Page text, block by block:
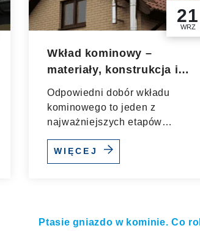
21
WRZ
Wkład kominowy –
materiały, konstrukcja i
efektywność – co wybrać?
Odpowiedni dobór wkładu
kominowego to jeden z
najważniejszych etapów
WIĘCEJ
Ptasie gniazdo w kominie. Co